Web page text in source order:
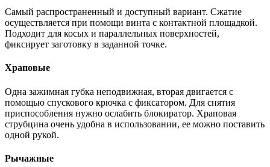
Самый распространенный и доступный вариант. Сжатие
осуществляется при помощи винта с контактной площадкой.
Подходит для косых и параллельных поверхностей,
фиксирует заготовку в заданной точке.
Храповые
Одна зажимная губка неподвижная, вторая двигается с
помощью спускового крючка с фиксатором. Для снятия
приспособления нужно ослабить блокиратор. Храповая
струбцина очень удобна в использовании, ее можно поставить
одной рукой.
Рычажные